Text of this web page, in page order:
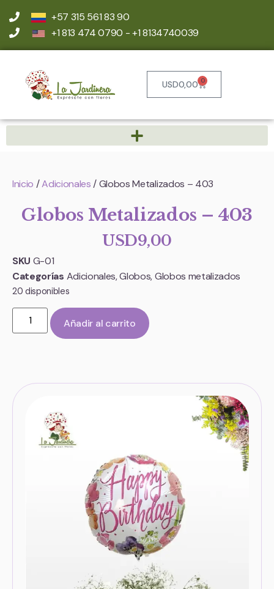
+57 315 561 83 90
+1 813 474 0790 - +1 8134740039
USD0,00 0
Inicio /Adicionales / Globos Metalizados – 403
Globos Metalizados – 403
USD9,00
SKU G-01
Categorías Adicionales,Globos,Globos metalizados
20 disponibles
Añadir al carrito